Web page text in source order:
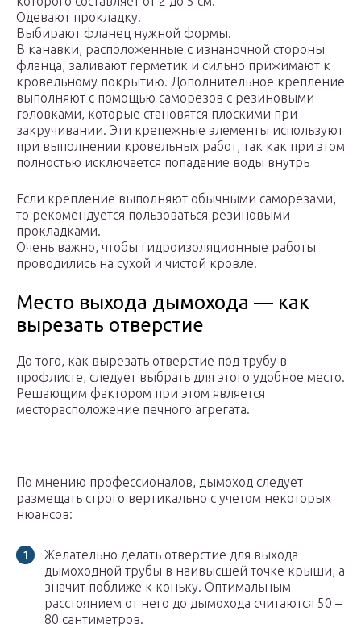
Одевают прокладку.
Выбирают фланец нужной формы.
В канавки, расположенные с изнаночной стороны
фланца, заливают герметик и сильно прижимают к
кровельному покрытию. Дополнительное крепление
выполняют с помощью саморезов с резиновыми
головками, которые становятся плоскими при
закручивании. Эти крепежные элементы используют
при выполнении кровельных работ, так как при этом
полностью исключается попадание воды внутрь
Если крепление выполняют обычными саморезами,
то рекомендуется пользоваться резиновыми
прокладками.
Очень важно, чтобы гидроизоляционные работы
проводились на сухой и чистой кровле.
Место выхода дымохода — как
вырезать отверстие
До того, как вырезать отверстие под трубу в
профлисте, следует выбрать для этого удобное место.
Решающим фактором при этом является
месторасположение печного агрегата.
По мнению профессионалов, дымоход следует
размещать строго вертикально с учетом некоторых
нюансов:
Желательно делать отверстие для выхода
дымоходной трубы в наивысшей точке крыши, а
значит поближе к коньку. Оптимальным
расстоянием от него до дымохода считаются 50 –
80 сантиметров.